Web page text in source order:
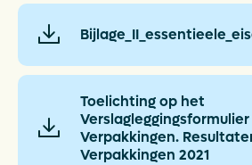
Latest news
Packaging catalogue
Toelichting op het
Verpakkingen.
Verpakkingen 2021